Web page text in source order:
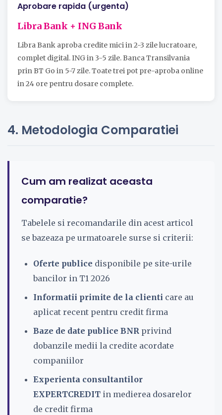
Aprobare rapida (urgenta)
Libra Bank + ING Bank
Libra Bank aproba credite mici in 2-3 zile lucratoare,
complet digital. ING in 3-5 zile. Banca Transilvania
prin BT Go in 5-7 zile. Toate trei pot pre-aproba online
in 24 ore pentru dosare complete.
4. Metodologia Comparatiei
Cum am realizat aceasta
comparatie?
Tabelele si recomandarile din acest articol
se bazeaza pe urmatoarele surse si criterii:
Oferte publice disponibile pe site-urile
bancilor in T1 2026
Informatii primite de la clienti care au
aplicat recent pentru credit firma
Baze de date publice BNR privind
dobanzile medii la credite acordate
companiilor
Experienta consultantilor
EXPERTCREDIT in medierea dosarelor
de credit firma